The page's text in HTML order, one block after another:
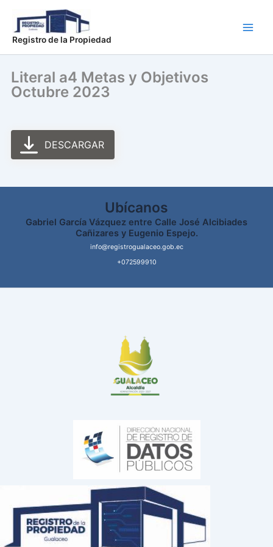
contenido
Registro de la Propiedad
Literal a4 Metas y Objetivos
Octubre 2023
DESCARGAR
Ubícanos
Gabriel García Vázquez entre Calle José Alcibiades
Cañizares y Eugenio Espejo.
info@registrogualaceo.gob.ec
+072599910